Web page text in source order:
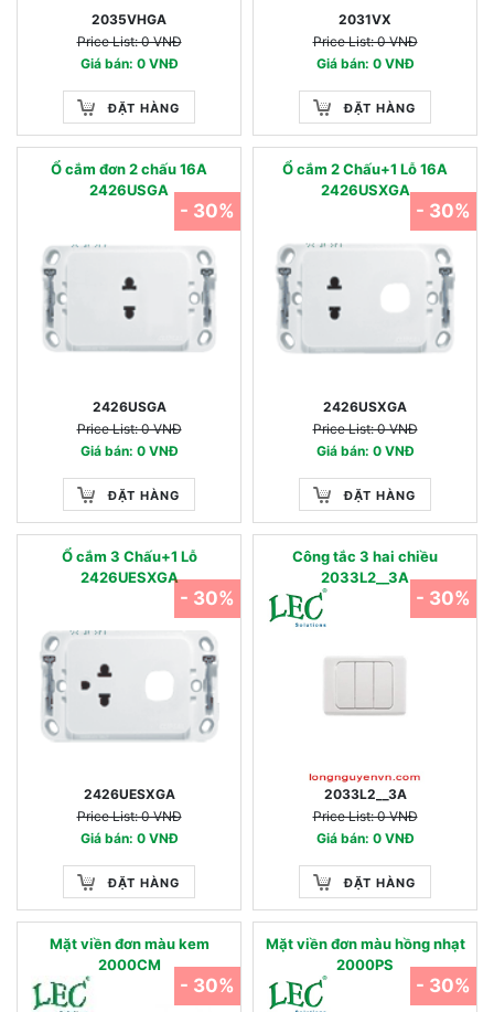
2035VHGA
Price List: 0 VNĐ
Giá bán: 0 VNĐ
ĐẶT HÀNG
2031VX
Price List: 0 VNĐ
Giá bán: 0 VNĐ
ĐẶT HÀNG
Ổ cắm đơn 2 chấu 16A
2426USGA
2426USGA
Price List: 0 VNĐ
Giá bán: 0 VNĐ
ĐẶT HÀNG
- 30%
Ổ cắm 2 Chấu+1 Lỗ 16A
2426USXGA
2426USXGA
Price List: 0 VNĐ
Giá bán: 0 VNĐ
ĐẶT HÀNG
- 30%
Ổ cắm 3 Chấu+1 Lỗ
2426UESXGA
2426UESXGA
Price List: 0 VNĐ
Giá bán: 0 VNĐ
ĐẶT HÀNG
- 30%
Công tắc 3 hai chiều
2033L2__3A
2033L2__3A
Price List: 0 VNĐ
Giá bán: 0 VNĐ
ĐẶT HÀNG
- 30%
Mặt viền đơn màu kem
2000CM
- 30%
Mặt viền đơn màu hồng nhạt
2000PS
- 30%